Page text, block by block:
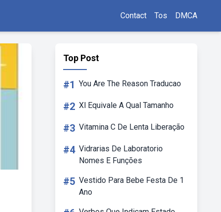
Contact Tos DMCA
Top Post
#1 You Are The Reason Traducao
#2 Xl Equivale A Qual Tamanho
#3 Vitamina C De Lenta Liberação
#4 Vidrarias De Laboratorio
Nomes E Funções
#5 Vestido Para Bebe Festa De 1
Ano